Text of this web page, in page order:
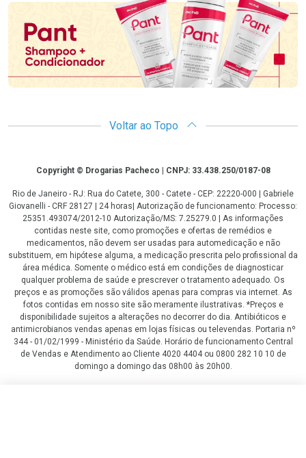
Voltar ao Topo
CopyrightCopyright © Drogarias Pacheco | CNPJ: 33.438.250/0187-08
Rio de Janeiro - RJ: Rua do Catete, 300 - Catete - CEP: 22220-000 | Gabriele
Giovanelli - CRF 28127 | 24 horas| Autorização de funcionamento: Processo:
25351.493074/2012-10 Autorização/MS: 7.25279.0 | As informações
contidas neste site, como promoções e ofertas de remédios e
medicamentos, não devem ser usadas para automedicação e não
substituem, em hipótese alguma, a medicação prescrita pelo profissional da
área médica. Somente o médico está em condições de diagnosticar
qualquer problema de saúde e prescrever o tratamento adequado. Os
preços e as promoções são válidos apenas para compras via internet. As
fotos contidas em nosso site são meramente ilustrativas. *Preços e
disponibilidade sujeitos a alterações no decorrer do dia. Antibióticos e
antimicrobianos vendas apenas em lojas físicas ou televendas. Portaria nº
344 - 01/02/1999 - Ministério da Saúde. Horário de funcionamento Central
de Vendas e Atendimento ao Cliente 4020 4404 ou 0800 282 10 10 de
domingo a domingo das 08h00 às 20h00.